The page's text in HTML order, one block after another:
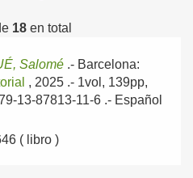
18 en total
Salomé .- Barcelona:
, 2025 .- 1vol, 139pp,
13-87813-11-6 .- Español
( libro )